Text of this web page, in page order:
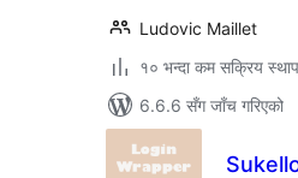
Ludovic Maillet
१० भन्दा कम सक्रिय
6.6.6 सँग जाँच गरिएको